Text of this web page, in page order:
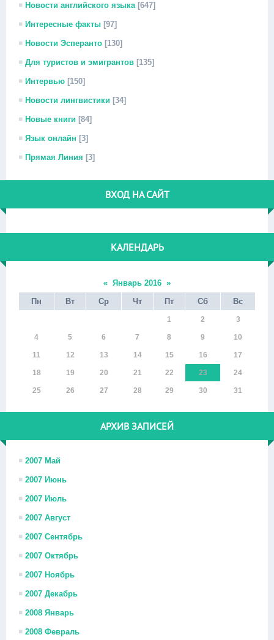
Новости английского языка [647]
Интересные факты [97]
Новости Эсперанто [130]
Для туристов и эмигрантов [135]
Интервью [150]
Новости лингвистики [34]
Новые книги [84]
Язык онлайн [3]
Прямая Линия [3]
ВХОД НА САЙТ
КАЛЕНДАРЬ
« Январь 2016 »
Пн
Вт Ср Чт Пт Сб Вс
1 2 3
4 5 6 7 8 9 10
11 12 13 14 15 16 17
18 19 20 21 22 23 24
25 26 27 28 29 30 31
АРХИВ ЗАПИСЕЙ
2007 Май
2007 Июнь
2007 Июль
2007 Август
2007 Сентябрь
2007 Октябрь
2007 Ноябрь
2007 Декабрь
2008 Январь
2008 Февраль